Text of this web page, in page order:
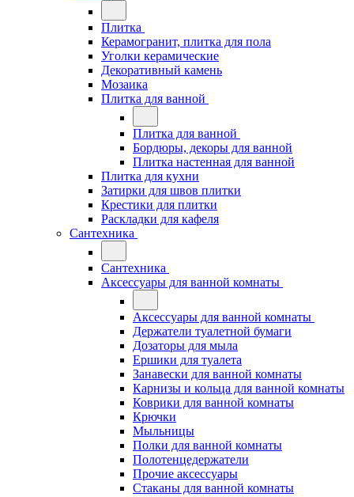
Плитка
Керамогранит, плитка для пола
Уголки керамические
Декоративный камень
Мозаика
Плитка для ванной
Плитка для ванной
Бордюры, декоры для ванной
Плитка настенная для ванной
Плитка для кухни
Затирки для швов плитки
Крестики для плитки
Раскладки для кафеля
Сантехника
Сантехника
Аксессуары для ванной комнаты
Аксессуары для ванной комнаты
Держатели туалетной бумаги
Дозаторы для мыла
Ершики для туалета
Занавески для ванной комнаты
Карнизы и кольца для ванной комнаты
Коврики для ванной комнаты
Крючки
Мыльницы
Полки для ванной комнаты
Полотенцедержатели
Прочие аксессуары
Стаканы для ванной комнаты